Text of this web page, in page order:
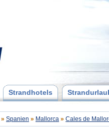
Strandhotels
» Spanien » Mallorca » Cales de